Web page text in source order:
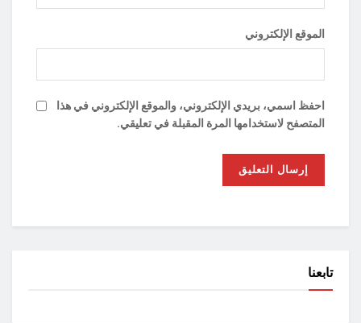
الموقع الإلكتروني
احفظ اسمي، بريدي الإلكتروني، والموقع الإلكتروني في هذا
المتصفح لاستخدامها المرة المقبلة في تعليقي.
تابعنا